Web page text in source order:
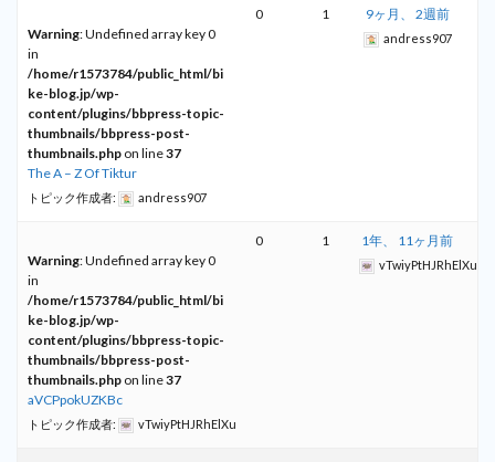
Warning: Undefined array key 0
in
/home/r1573784/public_html/bi
ke-blog.jp/wp-
content/plugins/bbpress-topic-
thumbnails/bbpress-post-
thumbnails.php on line37
The A – Z Of Tiktur
トピック作成者: andress907
0 1 9ヶ月、 2週前
andress907
Warning: Undefined array key 0
in
/home/r1573784/public_html/bi
ke-blog.jp/wp-
content/plugins/bbpress-topic-
thumbnails/bbpress-post-
thumbnails.php on line37
aVCPpokUZKBc
トピック作成者: vTwiyPtHJRhElXu
0 1 1年、 11ヶ月前
vTwiyPtHJRhElXu